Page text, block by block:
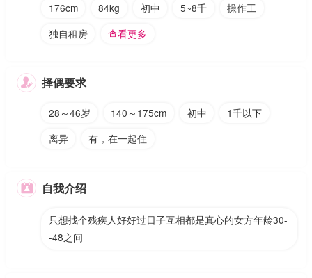
176cm
84kg 初中 5~8千
操作工
独自租房
查看更多
 择偶要求
28～46岁 140～175cm 初中
1千以下
离异
有，在一起住
 自我介绍
只想找个残疾人好好过日子互相都是真心的女方年龄30-
-48之间